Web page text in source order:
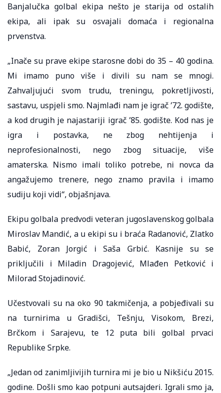
Banjalučka golbal ekipa nešto je starija od ostalih
ekipa, ali ipak su osvajali domaća i regionalna
prvenstva.
„Inače su prave ekipe starosne dobi do 35 – 40 godina.
Mi imamo puno više i divili su nam se mnogi.
Zahvaljujući svom trudu, treningu, pokretljivosti,
sastavu, uspjeli smo. Najmlađi nam je igrač ’72. godište,
a kod drugih je najastariji igrač ’85. godište. Kod nas je
igra i postavka, ne zbog nehtijenja i
neprofesionalnosti, nego zbog situacije, više
amaterska. Nismo imali toliko potrebe, ni novca da
angažujemo trenere, nego znamo pravila i imamo
sudiju koji vidi“, objašnjava.
Ekipu golbala predvodi veteran jugoslavenskog golbala
Miroslav Mandić, a u ekipi su i braća Radanović, Zlatko
Babić, Zoran Jorgić i Saša Grbić. Kasnije su se
priključili i Miladin Dragojević, Mlađen Petković i
Milorad Stojadinović.
Učestvovali su na oko 90 takmičenja, a pobjeđivali su
na turnirima u Gradišci, Tešnju, Visokom, Brezi,
Brčkom i Sarajevu, te 12 puta bili golbal prvaci
Republike Srpke.
„Jedan od zanimljivijih turnira mi je bio u Nikšiću 2015.
godine. Došli smo kao potpuni autsajderi. Igrali smo ja,